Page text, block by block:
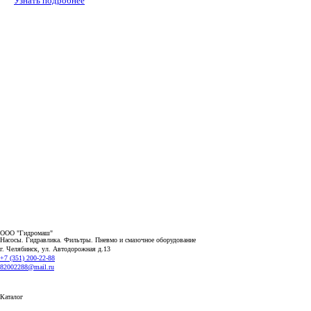
ООО "Гидромаш"
Насосы. Гидравлика. Фильтры. Пневмо и смазочное оборудование
г. Челябинск, ул. Автодорожная д.13
+7 (351) 200-22-88
82002288@mail.ru
Каталог